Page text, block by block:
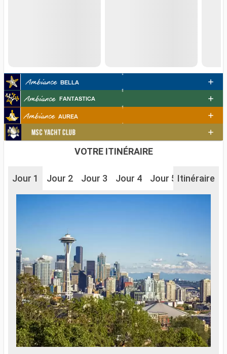
VOTRE ITINÉRAIRE
Jour 1 Jour 2 Jour 3 Jour 4 Jour 5 Jour 6
Itinéraire